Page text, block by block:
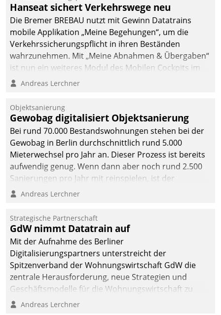
Hanseat sichert Verkehrswege neu
Die Bremer BREBAU nutzt mit Gewinn Datatrains
mobile Applikation „Meine Begehungen“, um die
Verkehrssicherungspflicht in ihren Beständen
wahrzunehmen. Mit „Meine Abnahmen & Übergaben“
ist nun ein weiteres Modul des Mobilen Cockpits im
Einsatz.
Andreas Lerchner
Objektsanierung
Gewobag digitalisiert Objektsanierung
Bei rund 70.000 Bestandswohnungen stehen bei der
Gewobag in Berlin durchschnittlich rund 5.000
Mieterwechsel pro Jahr an. Dieser Prozess ist bereits
aufwendig genug. Wenn dann aber noch rund 2.500
Sanierungen pro Jahr mit reinspielen, ist der
Betreuungs- und Organisationsaufwand immens. Im
kommunale Wohnungsbauunternehmen daher
gemeinsam mit der Berliner Datatrain GmbH den
Teilprozess der Objektsanierung digitalisiert.
Andreas Lerchner
Strategische Partnerschaft
GdW nimmt Datatrain auf
Mit der Aufnahme des Berliner
Digitalisierungspartners unterstreicht der
Spitzenverband der Wohnungswirtschaft GdW die
zentrale Herausforderung, neue Strategien und
Geschäftsmodelle für die Wohnungswirtschaft zu
entwickeln.
Andreas Lerchner